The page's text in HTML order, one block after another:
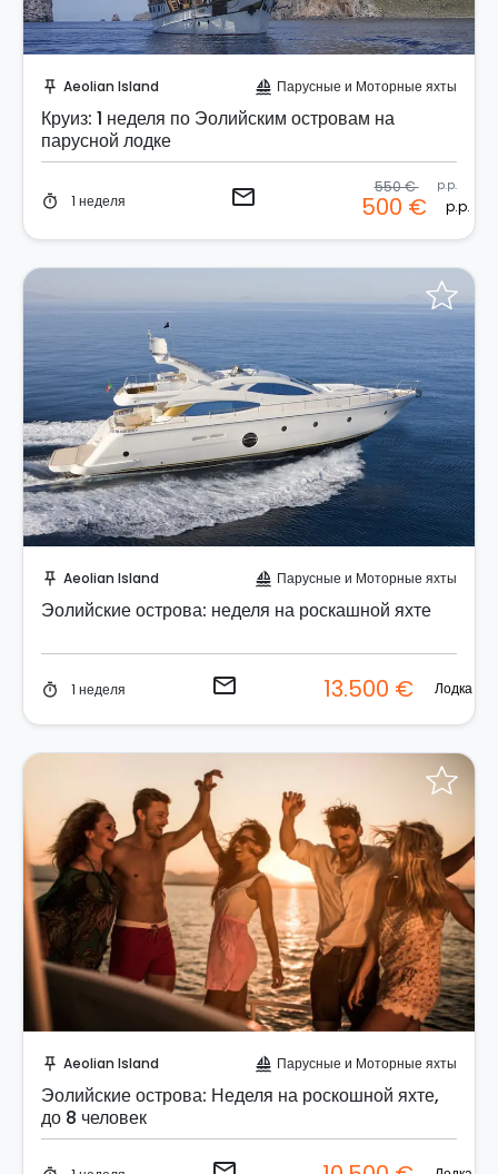
push_pin Aeolian Island sailing Парусные и Моторные яхты
Круиз: 1 неделя по Эолийским островам на
парусной лодке
timer 1 неделя email 550 € p.p.
500 € p.p.
push_pin Aeolian Island sailing Парусные и Моторные яхты
Эолийские острова: неделя на роскашной яхте
timer 1 неделя email 13.500 € Лодка
push_pin Aeolian Island sailing Парусные и Моторные яхты
Эолийские острова: Неделя на роскошной яхте,
до 8 человек